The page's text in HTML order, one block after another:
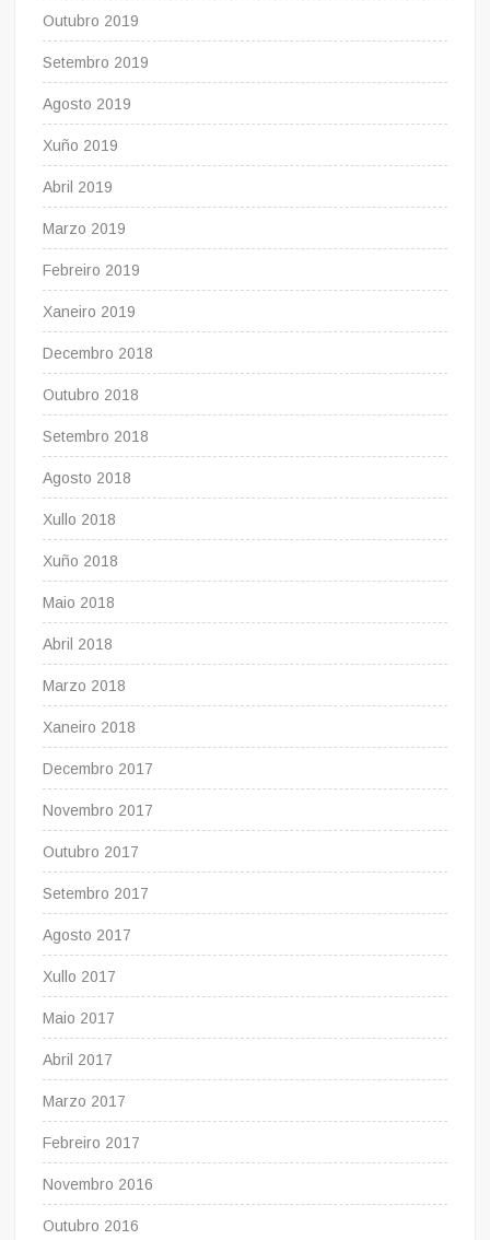
Outubro 2019
Setembro 2019
Agosto 2019
Xuño 2019
Abril 2019
Marzo 2019
Febreiro 2019
Xaneiro 2019
Decembro 2018
Outubro 2018
Setembro 2018
Agosto 2018
Xullo 2018
Xuño 2018
Maio 2018
Abril 2018
Marzo 2018
Xaneiro 2018
Decembro 2017
Novembro 2017
Outubro 2017
Setembro 2017
Agosto 2017
Xullo 2017
Maio 2017
Abril 2017
Marzo 2017
Febreiro 2017
Novembro 2016
Outubro 2016